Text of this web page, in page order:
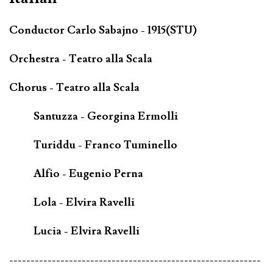
Conductor Carlo Sabajno - 1915(STU)
Orchestra - Teatro alla Scala
Chorus - Teatro alla Scala
Santuzza - Georgina Ermolli
Turiddu - Franco Tuminello
Alfio - Eugenio Perna
Lola - Elvira Ravelli
Lucia - Elvira Ravelli
-----------------------------------------------------------